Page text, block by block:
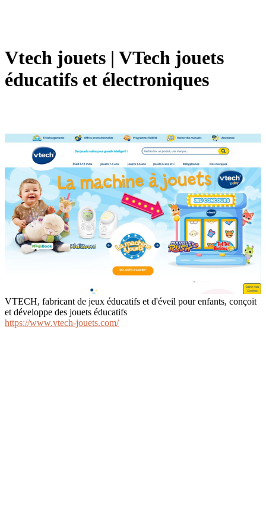
Vtech jouets | VTech jouets
éducatifs et électroni­ques
VTECH, fabricant de jeux éducatifs et d'éveil pour enfants, conçoit
et développe des jouets éducatifs
https://www.vtech-jouets.com/